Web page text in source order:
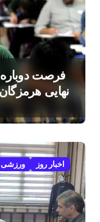
فرصت دوباره
اخبار روز ورزشی